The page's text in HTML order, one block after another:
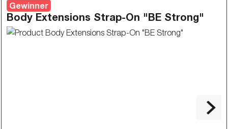
Gewinner
Body Extensions Strap-On "BE Strong"